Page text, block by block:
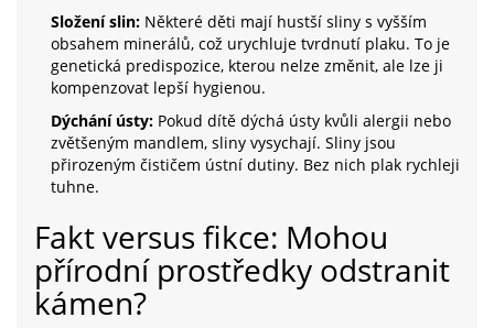
Složení slin: Některé děti mají hustší sliny s vyšším
obsahem minerálů, což urychluje tvrdnutí plaku. To je
genetická predispozice, kterou nelze změnit, ale lze ji
kompenzovat lepší hygienou.
Dýchání ústy: Pokud dítě dýchá ústy kvůli alergii nebo
zvětšeným mandlem, sliny vysychají. Sliny jsou
přirozeným čističem ústní dutiny. Bez nich plak rychleji
tuhne.
Fakt versus fikce: Mohou
přírodní prostředky odstranit
kámen?